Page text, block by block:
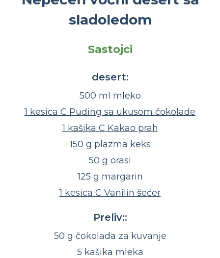
sladoledom
Sastojci
desert:
500 ml mleko
1 kesica C Puding sa ukusom čokolade
1 kašika C Kakao prah
150 g plazma keks
50 g orasi
125 g margarin
1 kesica C Vanilin šećer
Preliv::
50 g čokolada za kuvanje
5 kašika mleka